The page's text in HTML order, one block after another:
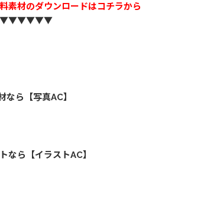
素材のダウンロードはコチラから
なら【写真AC】
なら【イラストAC】